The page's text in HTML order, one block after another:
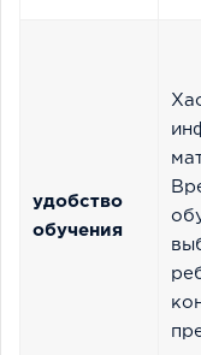
удобство
обучения